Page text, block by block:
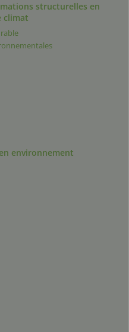
structurelles en
climat
environnement